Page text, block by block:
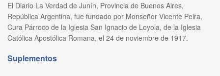
El Diario La Verdad de Junín, Provincia de Buenos Aires,
República Argentina, fue fundado por Monseñor Vicente Peira,
Cura Párroco de la Iglesia San Ignacio de Loyola, de la Iglesia
Católica Apostólica Romana, el 24 de noviembre de 1917.
Suplementos